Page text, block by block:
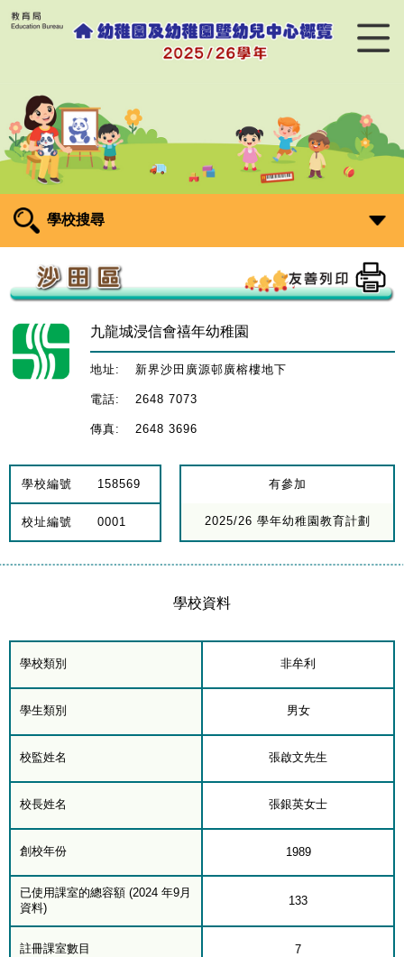
學校搜尋
九龍城浸信會禧年幼稚園
地址: 新界沙田廣源邨廣榕樓地下
電話: 2648 7073
傳真: 2648 3696
學校編號 158569
校址編號 0001
有參加
2025/26 學年幼稚園教育計劃
學校資料
學校類別 非牟利
學生類別 男女
校監姓名 張啟文先生
校長姓名 張銀英女士
創校年份 1989
已使用課室的總容額 (2024 年9月
資料)
133
註冊課室數目 7